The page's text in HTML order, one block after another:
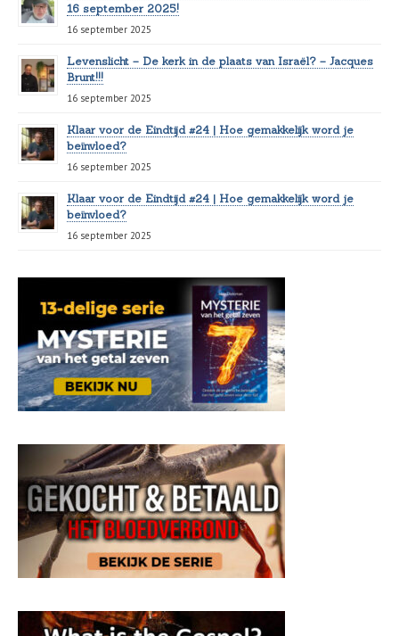
16 september 2025!
16 september 2025
Levenslicht – De kerk in de plaats van Israël? – Jacques
Brunt!!!
16 september 2025
Klaar voor de Eindtijd #24 | Hoe gemakkelijk word je
beïnvloed?
16 september 2025
Klaar voor de Eindtijd #24 | Hoe gemakkelijk word je
beïnvloed?
16 september 2025